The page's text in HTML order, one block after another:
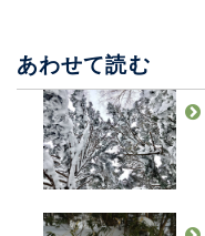
あわせて読む